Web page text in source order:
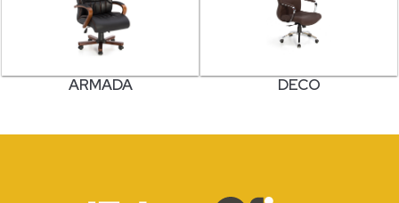
ARMADA DECO